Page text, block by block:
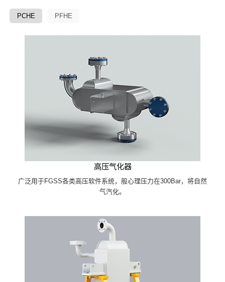
PCHE PFHE
高压气化器
广泛用于FGSS各类高压软件系统，般心理压力在300Bar，将自然
气汽化。